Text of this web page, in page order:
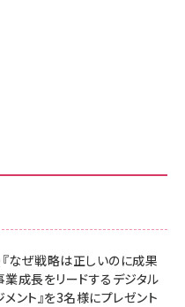
『なぜ戦略は正しいのに成果
成長をリードするデジタル
ント』を3名様にプレゼント